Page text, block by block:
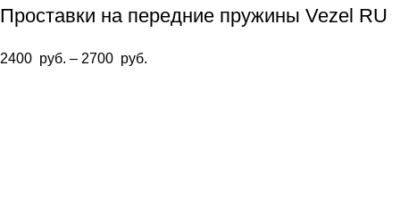
Проставки на передние пружины Vezel RU
2400 руб. – 2700 руб.